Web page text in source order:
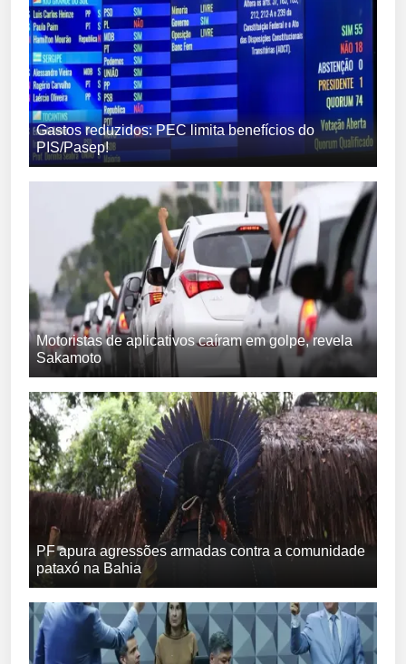
Gastos reduzidos: PEC limita benefícios do
PIS/Pasep!
Motoristas de aplicativos caíram em golpe, revela
Sakamoto
PF apura agressões armadas contra a comunidade
pataxó na Bahia